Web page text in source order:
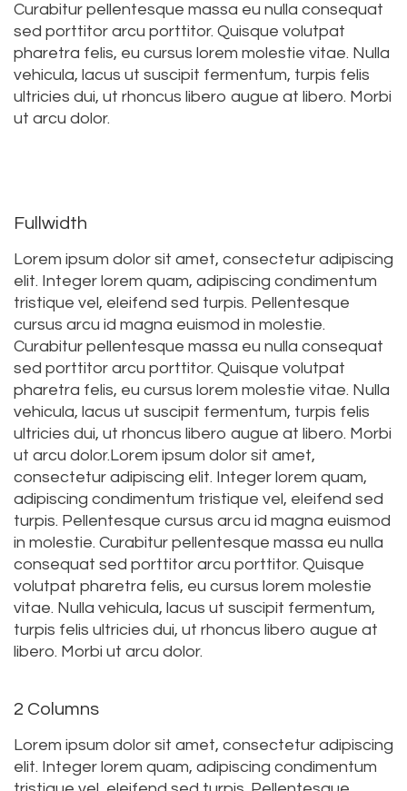
Curabitur pellentesque massa eu nulla consequat
sed porttitor arcu porttitor. Quisque volutpat
pharetra felis, eu cursus lorem molestie vitae. Nulla
vehicula, lacus ut suscipit fermentum, turpis felis
ultricies dui, ut rhoncus libero augue at libero. Morbi
ut arcu dolor.
Fullwidth
Lorem ipsum dolor sit amet, consectetur adipiscing
elit. Integer lorem quam, adipiscing condimentum
tristique vel, eleifend sed turpis. Pellentesque
cursus arcu id magna euismod in molestie.
Curabitur pellentesque massa eu nulla consequat
sed porttitor arcu porttitor. Quisque volutpat
pharetra felis, eu cursus lorem molestie vitae. Nulla
vehicula, lacus ut suscipit fermentum, turpis felis
ultricies dui, ut rhoncus libero augue at libero. Morbi
ut arcu dolor.Lorem ipsum dolor sit amet,
consectetur adipiscing elit. Integer lorem quam,
adipiscing condimentum tristique vel, eleifend sed
turpis. Pellentesque cursus arcu id magna euismod
in molestie. Curabitur pellentesque massa eu nulla
consequat sed porttitor arcu porttitor. Quisque
volutpat pharetra felis, eu cursus lorem molestie
vitae. Nulla vehicula, lacus ut suscipit fermentum,
turpis felis ultricies dui, ut rhoncus libero augue at
libero. Morbi ut arcu dolor.
2 Columns
Lorem ipsum dolor sit amet, consectetur adipiscing
elit. Integer lorem quam, adipiscing condimentum